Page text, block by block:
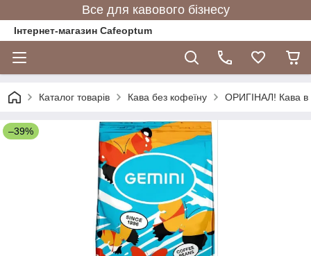
Все для кавового бізнесу
Інтернет-магазин Cafeoptum
Каталог товарів Кава без кофеїну ОРИГІНАЛ! Кава в
–39%